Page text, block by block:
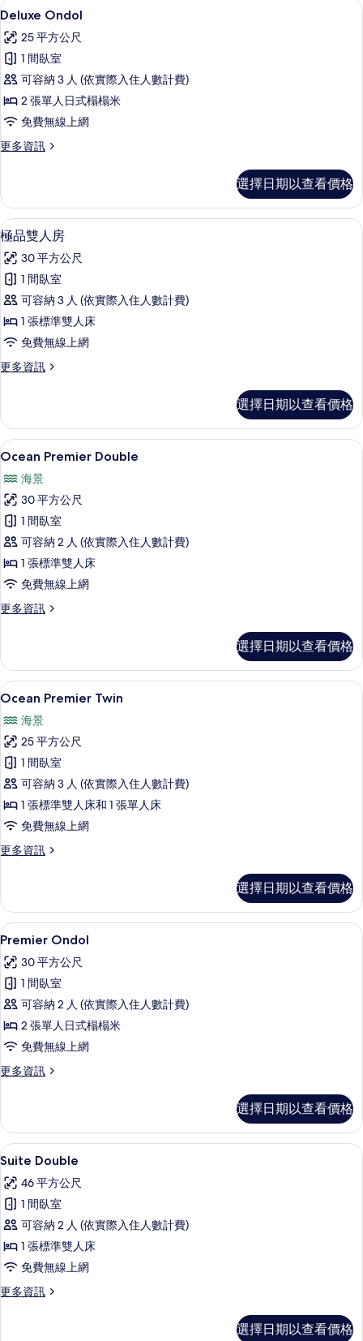
詳
顯
示
Deluxe
Ondol
的
所
有
相
Deluxe Ondol | 隔音、免費無線上網
1
Deluxe Ondol
25 平方公尺
1 間臥室
可容納 3 人 (依實際入住人數計費)
2 張單人日式榻榻米
免費無線上網
更多資訊
更
的
詳
情
選擇日期以查看價格
顯
示
極
品
雙
人
的
有
相
片
隔音、免費無線上網、獨特裝潢、布置
2
極品雙人房
30 平方公尺
1 間臥室
可容納 3 人 (依實際入住人數計費)
1 張標準雙人床
免費無線上網
更多資訊
更
雙
人
房
詳
情
選擇日期以查看價格
顯
Ocean
Premier
Double
的
所
有
相
隔音、免費無線上網、獨特裝潢、布置
1
Ocean Premier Double
海景
30 平方公尺
1 間臥室
可容納 2 人 (依實際入住人數計費)
1 張標準雙人床
免費無線上網
更多資訊
更
Double
的
詳
選擇日期以查看價格
顯
Ocean
Premier
Twin
的
所
有
相
Ocean Premier Twin | 隔音、免費無
1
Ocean Premier Twin
海景
25 平方公尺
1 間臥室
可容納 3 人 (依實際入住人數計費)
1 張標準雙人床和 1 張單人床
免費無線上網
更多資訊
更
Twin
的
詳
選擇日期以查看價格
顯
示
Premier
Ondol
的
所
有
相
Premier Ondol | 隔音、免費無線上網
1
Premier Ondol
30 平方公尺
1 間臥室
可容納 2 人 (依實際入住人數計費)
2 張單人日式榻榻米
免費無線上網
更多資訊
更
的
詳
情
選擇日期以查看價格
顯
示
Suite
Double
的
所
有
相
Suite Double | 隔音、免費無線上網、
4
Suite Double
46 平方公尺
1 間臥室
可容納 2 人 (依實際入住人數計費)
1 張標準雙人床
免費無線上網
更多資訊
更
選擇日期以查看價格